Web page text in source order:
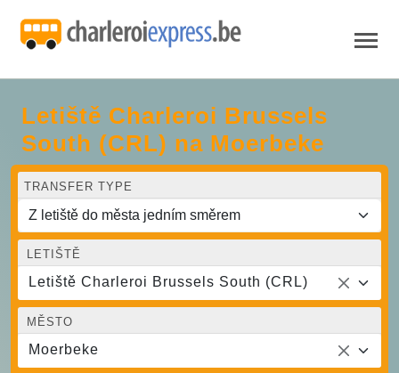
Letiště Charleroi Brussels
South (CRL) na Moerbeke
TRANSFER TYPE
LETIŠTĚ
Letiště Charleroi Brussels South (CRL)
MĚSTO
Moerbeke